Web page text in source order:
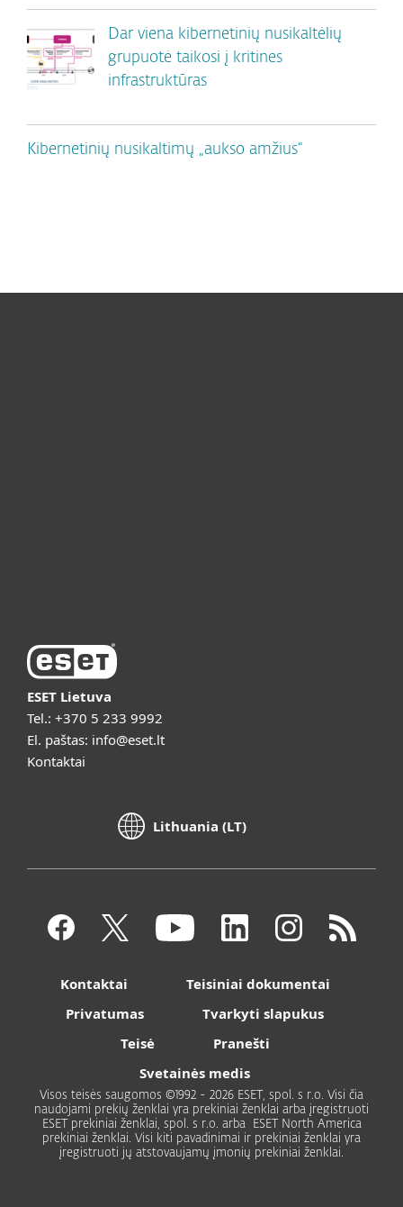
Dar viena kibernetinių nusikaltėlių
grupuotė taikosi į kritines
infrastruktūras
Kibernetinių nusikaltimų „aukso amžius“
ESET Lietuva
Tel.: +370 5 233 9992
El. paštas: info@eset.lt
Kontaktai
Lithuania (LT)
Kontaktai
Teisiniai dokumentai
Privatumas
Tvarkyti slapukus
Teisė
Pranešti
Svetainės medis
Visos teisės saugomos ©1992 - 2026 ESET, spol. s r.o. Visi čia
naudojami prekių ženklai yra prekiniai ženklai arba įregistruoti
ESET prekiniai ženklai, spol. s r.o. arba ESET North America
prekiniai ženklai. Visi kiti pavadinimai ir prekiniai ženklai yra
įregistruoti jų atstovaujamų įmonių prekiniai ženklai.